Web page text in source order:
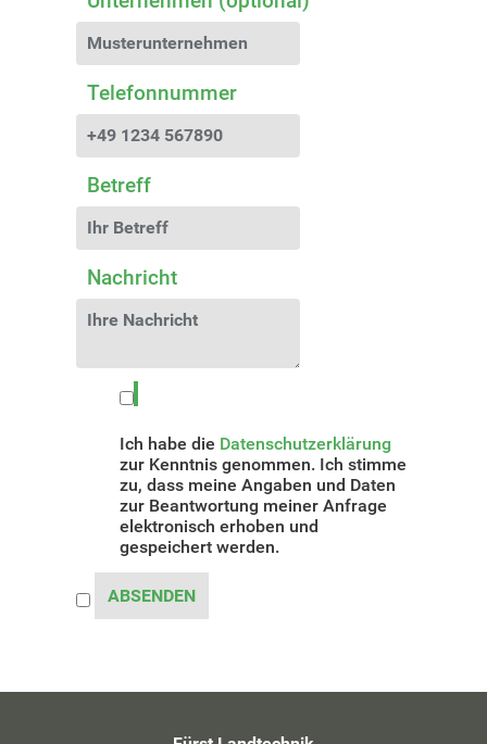
Telefonnummer
Betreff
Nachricht
Ich habe die Datenschutzerklärung
zur Kenntnis genommen. Ich stimme
zu, dass meine Angaben und Daten
zur Beantwortung meiner Anfrage
elektronisch erhoben und
gespeichert werden.
ABSENDEN